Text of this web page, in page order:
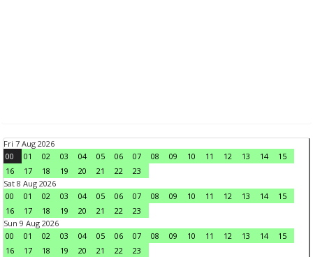
Fri 7 Aug 2026
00
01 02 03 04 05 06 07 08 09 10 11 12 13 14
15
16
17 18 19 20 21 22
23
Sat 8 Aug 2026
00
01 02 03 04 05 06 07 08 09 10 11 12 13 14
15
16
17 18 19 20 21 22
23
Sun 9 Aug 2026
00
01 02 03 04 05 06 07 08 09 10 11 12 13 14
15
16
17 18 19 20 21 22
23